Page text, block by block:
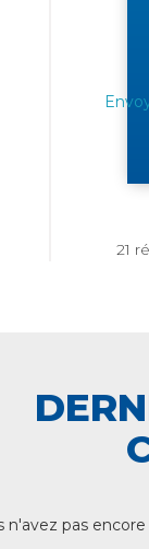
21
n'avez pas